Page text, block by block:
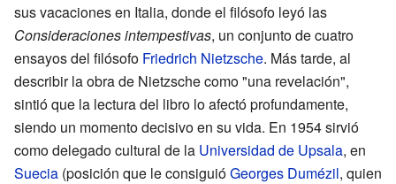
sus vacaciones en Italia, donde el filósofo leyó las
Consideraciones intempestivas, un conjunto de cuatro
ensayos del filósofo Friedrich Nietzsche. Más tarde, al
describir la obra de Nietzsche como "una revelación",
sintió que la lectura del libro lo afectó profundamente,
siendo un momento decisivo en su vida. En 1954 sirvió
como delegado cultural de la Universidad de Upsala, en
Suecia (posición que le consiguióGeorges Dumézil, quien